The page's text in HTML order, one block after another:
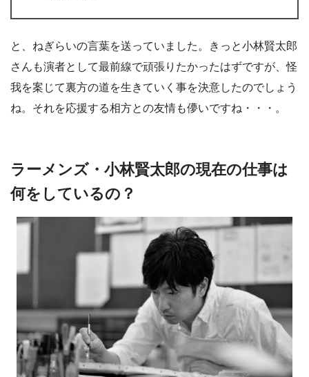
と、ねぎらいの言葉を送っていました。きっと小林賢太郎
さんも演者として最前線で頑張りたかったはずですが、怪
我を案じて裏方の道を生きていく事を決意したのでしょう
ね。それを応援する相方との友情も儚いですね・・・。
ラーメンズ・小林賢太郎の現在の仕事は
何をしているの？